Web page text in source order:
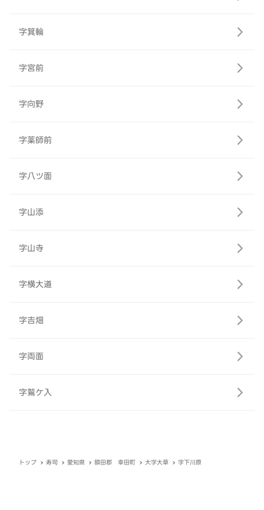
字箕輪
字宮前
字向野
字薬師前
字八ツ面
字山添
字山寺
字横大道
字吉畑
字両面
字鷲ケ入
トップ 寿司 愛知県 額田郡 幸田町 大字大草 字下川原